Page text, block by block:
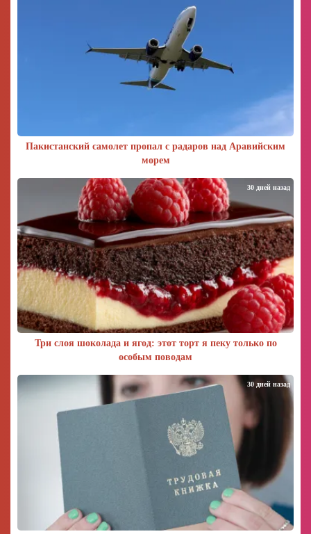
Пакистанский самолет пропал с радаров над Аравийским
морем
Три слоя шоколада и ягод: этот торт я пеку только по
особым поводам
30 дней назад
30 дней назад